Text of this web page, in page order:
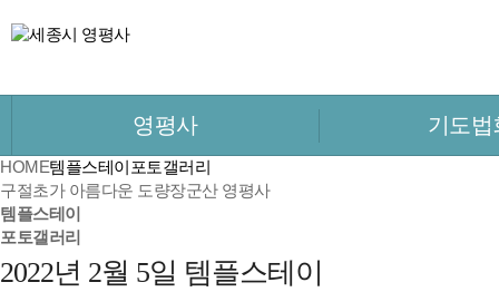
영평사 기도법
HOME템플스테이 포토갤러리
구절초가 아름다운 도량장군산 영평사
템플스테이
포토갤러리
2022년 2월 5일 템플스테이